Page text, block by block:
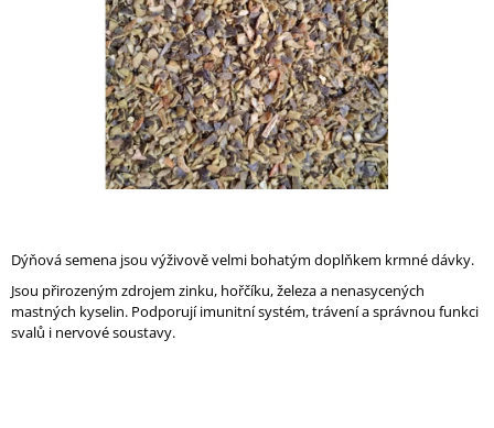
Dýňová semena jsou výživově velmi bohatým doplňkem krmné dávky.
Jsou přirozeným zdrojem zinku, hořčíku, železa a nenasycených
mastných kyselin. Podporují imunitní systém, trávení a správnou funkci
svalů i nervové soustavy.
HLEDAT
D